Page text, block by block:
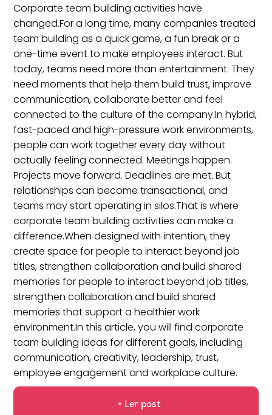
Corporate team building activities have
changed.For a long time, many companies treated
team building as a quick game, a fun break or a
one-time event to make employees interact. But
today, teams need more than entertainment. They
need moments that help them build trust, improve
communication, collaborate better and feel
connected to the culture of the company.In hybrid,
fast-paced and high-pressure work environments,
people can work together every day without
actually feeling connected. Meetings happen.
Projects move forward. Deadlines are met. But
relationships can become transactional, and
teams may start operating in silos.That is where
corporate team building activities can make a
difference.When designed with intention, they
create space for people to interact beyond job
titles, strengthen collaboration and build shared
memories for people to interact beyond job titles,
strengthen collaboration and build shared
memories that support a healthier work
environment.In this article, you will find corporate
team building ideas for different goals, including
communication, creativity, leadership, trust,
employee engagement and workplace culture.
+ Ler post